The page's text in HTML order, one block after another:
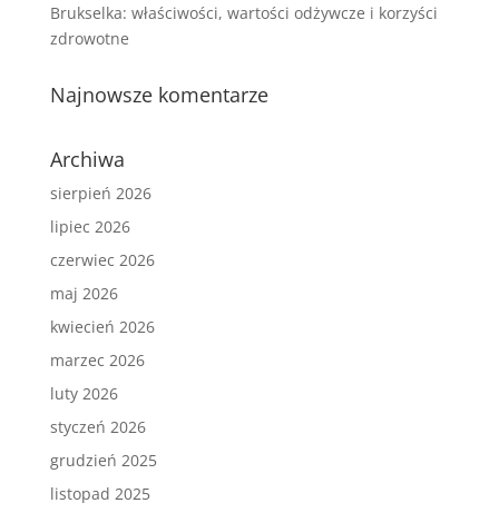
Brukselka: właściwości, wartości odżywcze i korzyści
zdrowotne
Najnowsze komentarze
Archiwa
sierpień 2026
lipiec 2026
czerwiec 2026
maj 2026
kwiecień 2026
marzec 2026
luty 2026
styczeń 2026
grudzień 2025
listopad 2025